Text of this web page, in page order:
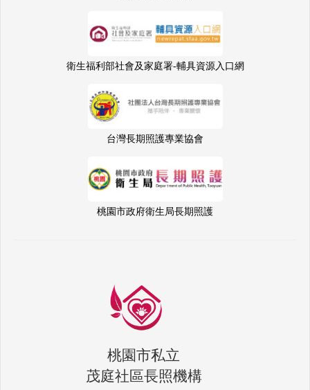
衛生福利部社會及家庭署-輔具資源入口網
台灣長期照護專業協會
桃園市政府衛生局長期照護
桃園市私立
茂庭社區長照機構